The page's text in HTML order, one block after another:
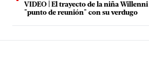
VIDEO | El trayecto de la niña Willenni
"punto de reunión" con su verdugo